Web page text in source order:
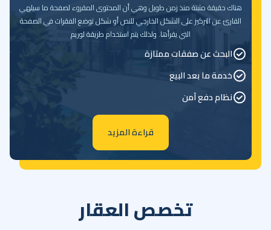
هناك حقيقة مثبتة منذ زمن طويل وهي أن المحتوى المقروء لصفحة ما سيلهي
القارئ عن التركيز على الشكل الخارجي للنص أو شكل توضع الفقرات في الصفحة
التي يقرأها. ولذلك يتم استخدام طريقة لوريم
البحث عن صفقات ممتازة
خدمة ما بعد البيع
نظام دفع آمن
قراءة المزيد
تخصص العقار